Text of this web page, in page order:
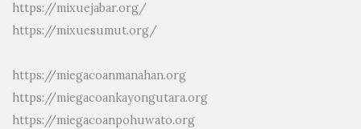
https://mixuejabar.org/
https://mixuesumut.org/
https://miegacoanmanahan.org
https://miegacoankayongutara.org
https://miegacoanpohuwato.org